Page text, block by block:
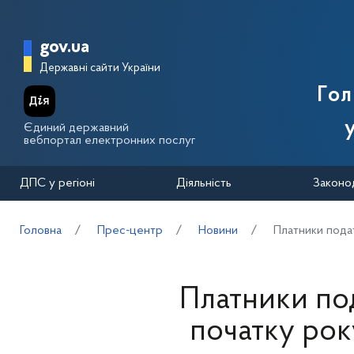
Головна сторінка Державної
gov.ua
Державні сайти України
Єдиний державний
вебпортал електронних послуг
ДПС у регіоні Діяльність
Головна Прес-центр Новини Платники
Платники
початку